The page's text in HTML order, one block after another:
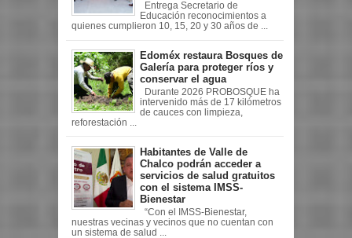
Entrega Secretario de
Educación reconocimientos a
quienes cumplieron 10, 15, 20 y 30 años de ...
Edoméx restaura Bosques de
Galería para proteger ríos y
conservar el agua
Durante 2026 PROBOSQUE ha
intervenido más de 17 kilómetros
de cauces con limpieza,
reforestación ...
Habitantes de Valle de
Chalco podrán acceder a
servicios de salud gratuitos
con el sistema IMSS-
Bienestar
“Con el IMSS-Bienestar,
nuestras vecinas y vecinos que no cuentan con
un sistema de salud ...